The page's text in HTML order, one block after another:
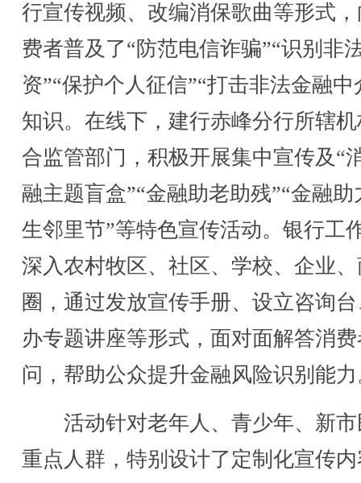
行宣传视频、改编消保歌曲等形式
费者普及了“防范电信诈骗”“识别非
资”“保护个人征信”“打击非法金融中
知识。在线下，建行赤峰分行所辖
合监管部门，积极开展集中宣传及“
融主题盲盒”“金融助老助残”“金融助
生邻里节”等特色宣传活动。银行工
深入农村牧区、社区、学校、企业
圈，通过发放宣传手册、设立咨询
办专题讲座等形式，面对面解答消
问，帮助公众提升金融风险识别能
活动针对老年人、青少年、新市
重点人群，特别设计了定制化宣传